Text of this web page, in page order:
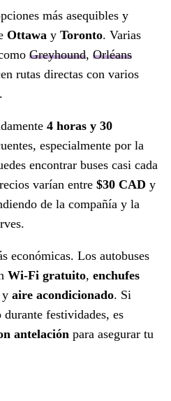
más asequibles y
Ottawa y Toronto. Varias
Greyhound, Orléans
rutas directas con varios
4 horas y 30
especialmente por la
encontrar buses casi cada
varían entre $30 CAD y
de la compañía y la
económicas. Los autobuses
Wi-Fi gratuito, enchufes
y aire acondicionado. Si
festividades, es
antelación para asegurar tu